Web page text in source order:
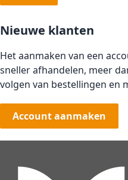
Nieuwe klanten
Het aanmaken van een
sneller afhandelen, meer
volgen van bestellingen en
Account aanmaken